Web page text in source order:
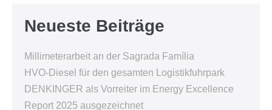
Neueste Beiträge
Millimeterarbeit an der Sagrada Família
HVO-Diesel für den gesamten Logistikfuhrpark
DENKINGER als Vorreiter im Energy Excellence
Report 2025 ausgezeichnet